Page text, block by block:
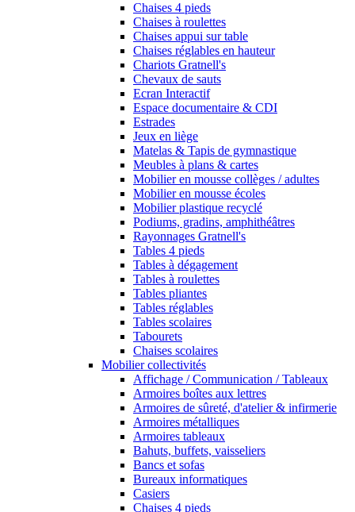
Chaises 4 pieds
Chaises à roulettes
Chaises appui sur table
Chaises réglables en hauteur
Chariots Gratnell's
Chevaux de sauts
Ecran Interactif
Espace documentaire & CDI
Estrades
Jeux en liège
Matelas & Tapis de gymnastique
Meubles à plans & cartes
Mobilier en mousse collèges / adultes
Mobilier en mousse écoles
Mobilier plastique recyclé
Podiums, gradins, amphithéâtres
Rayonnages Gratnell's
Tables 4 pieds
Tables à dégagement
Tables à roulettes
Tables pliantes
Tables réglables
Tables scolaires
Tabourets
Chaises scolaires
Mobilier collectivités
Affichage / Communication / Tableaux
Armoires boîtes aux lettres
Armoires de sûreté, d'atelier & infirmerie
Armoires métalliques
Armoires tableaux
Bahuts, buffets, vaisseliers
Bancs et sofas
Bureaux informatiques
Casiers
Chaises 4 pieds